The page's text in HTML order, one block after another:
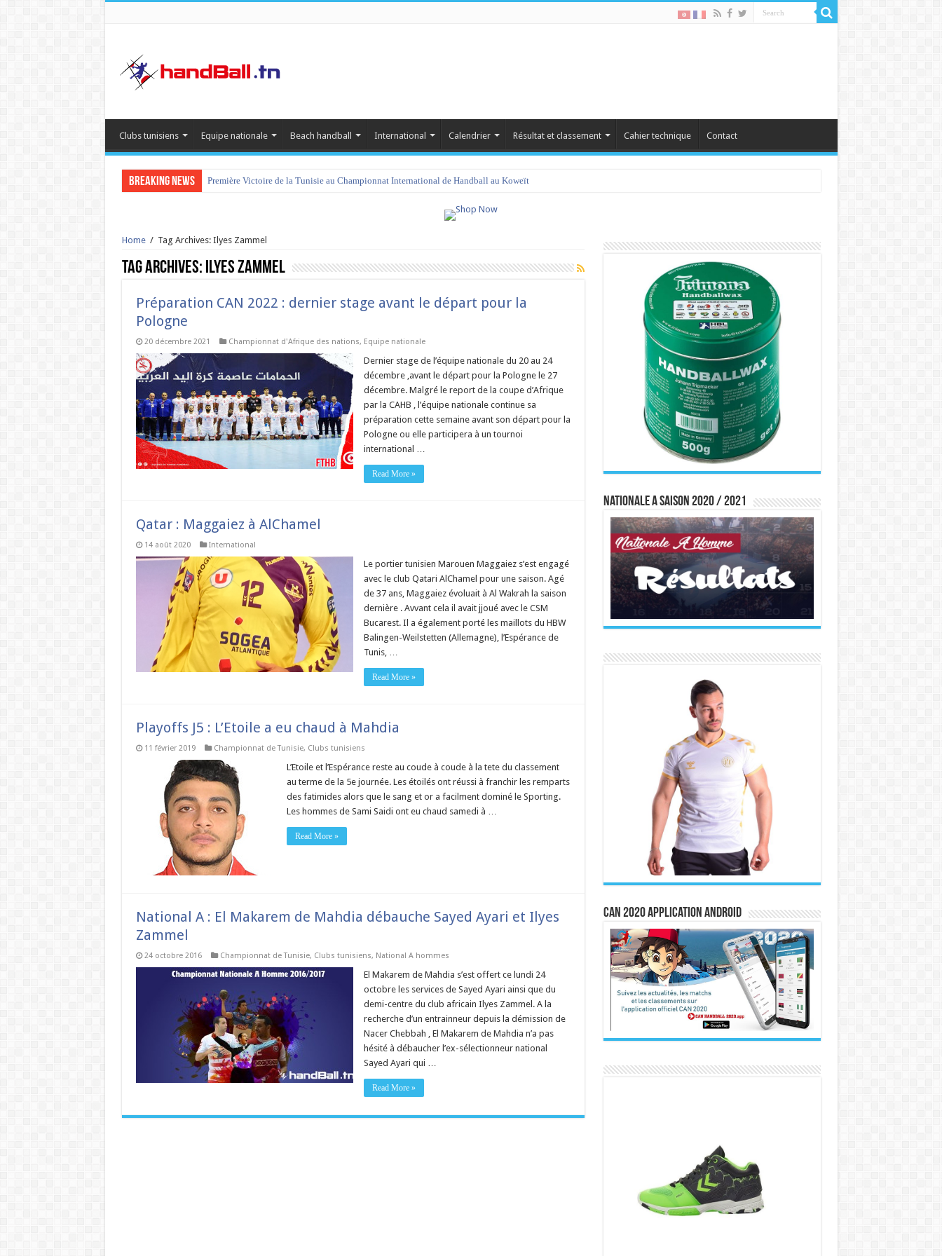
Clubs tunisiens Equipe nationale Beach handball International Calendrier Résultat et classement Cahier technique Contact
Breaking News Première Victoire de la Tunisie au Championnat International de Handball au Koweït
Home / Tag Archives: Ilyes Zammel
Tag Archives: Ilyes Zammel
Préparation CAN 2022 : dernier stage avant le départ pour la
Pologne
20 décembre 2021 Championnat d'Afrique des nations, Equipe nationale
Dernier stage de l’équipe nationale du 20 au 24
décembre ,avant le départ pour la Pologne le 27
décembre. Malgré le report de la coupe d’Afrique
par la CAHB , l’équipe nationale continue sa
préparation cette semaine avant son départ pour la
Pologne ou elle participera à un tournoi
international …
Read More »
Qatar : Maggaiez à AlChamel
14 août 2020 International
Le portier tunisien Marouen Maggaiez s’est engagé
avec le club Qatari AlChamel pour une saison. Agé
de 37 ans, Maggaiez évoluait à Al Wakrah la saison
dernière . Avvant cela il avait jjoué avec le CSM
Bucarest. Il a également porté les maillots du HBW
Balingen-Weilstetten (Allemagne), l’Espérance de
Tunis, …
Read More »
Playoffs J5 : L’Etoile a eu chaud à Mahdia
11 février 2019 Championnat de Tunisie, Clubs tunisiens
L’Etoile et l’Espérance reste au coude à coude à la tete du classement
au terme de la 5e journée. Les étoilés ont réussi à franchir les remparts
des fatimides alors que le sang et or a facilment dominé le Sporting.
Les hommes de Sami Saidi ont eu chaud samedi à …
Read More »
National A : El Makarem de Mahdia débauche Sayed Ayari et Ilyes
Zammel
24 octobre 2016 Championnat de Tunisie, Clubs tunisiens, National A hommes
El Makarem de Mahdia s’est offert ce lundi 24
octobre les services de Sayed Ayari ainsi que du
demi-centre du club africain Ilyes Zammel. A la
recherche d’un entrainneur depuis la démission de
Nacer Chebbah , El Makarem de Mahdia n’a pas
hésité à débaucher l’ex-sélectionneur national
Sayed Ayari qui …
Read More »
Nationale A saison 2020 / 2021
CAN 2020 Application Android